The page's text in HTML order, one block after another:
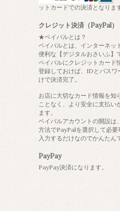
ットカードでの決済となりま
クレジット決済（PayPal）
★ペイパルとは？
ペイパルとは、インターネッ
便利な【デジタルおさいふ】
ペイパルにクレジットカード
登録しておけば、IDとパスワ
けで決済完了。
お店に大切なカード情報を知
ことなく、より安全に支払い
ます。
ペイパルアカウントの開設は
方法でPayPalを選択して必要
入力するだけなのでかんたん
PayPay
PayPay決済になります。